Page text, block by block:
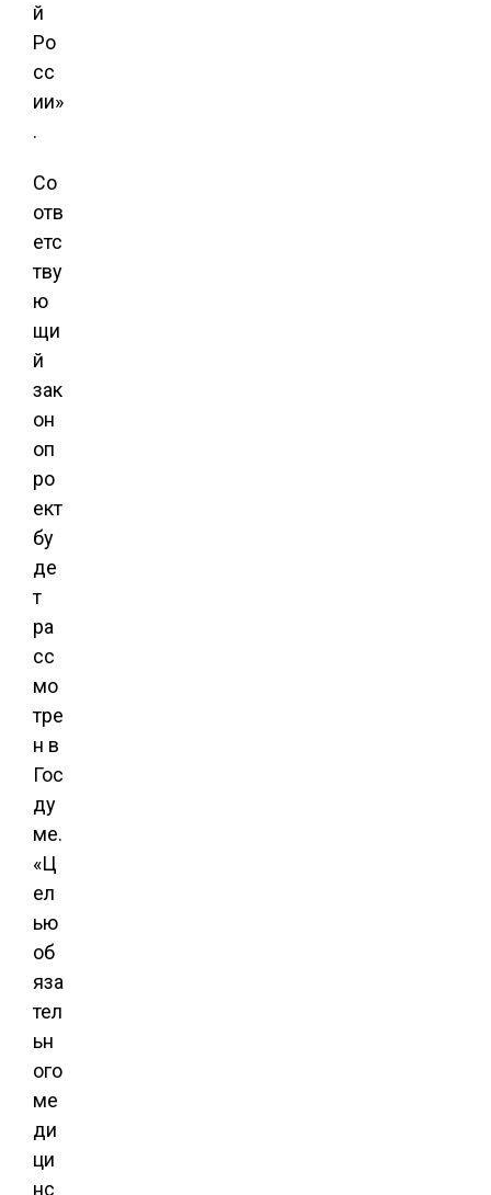
й
Ро
сс
ии»
.
Со
отв
етс
тву
ю
щи
й
зак
он
оп
ро
ект
бу
де
т
ра
сс
мо
тре
н в
Гос
ду
ме.
«Ц
ел
ью
об
яза
тел
ьн
ого
ме
ди
ци
нс